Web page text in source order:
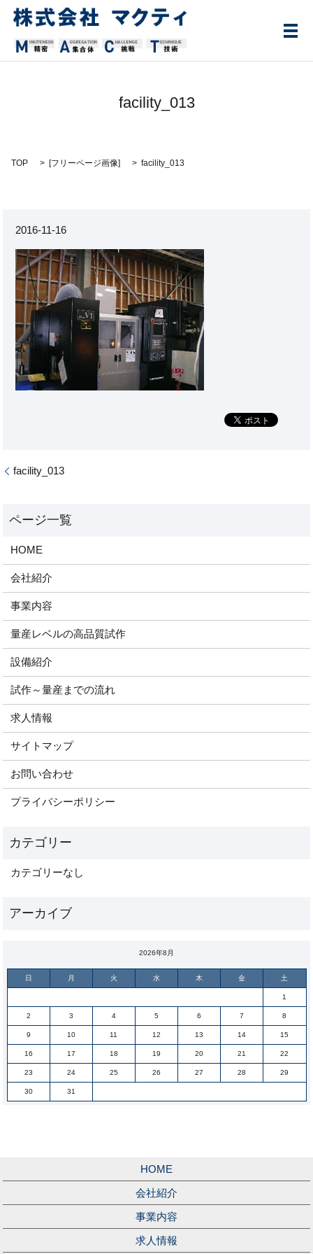
メ
facility_013
TOP [フリーページ画像] facility_013
2016-11-16
facility_013
HOME
会社紹介
事業内容
量産レベルの高品質試作
設備紹介
試作～量産までの流れ
求人情報
サイトマップ
お問い合わせ
プライバシーポリシー
カテゴリーなし
2026年8月
日 月 火 水 木 金 土
1
2 3 4 5 6 7 8
9 10 11 12 13 14 15
16 17 18 19 20 21 22
23 24 25 26 27 28 29
30 31
HOME
会社紹介
事業内容
求人情報